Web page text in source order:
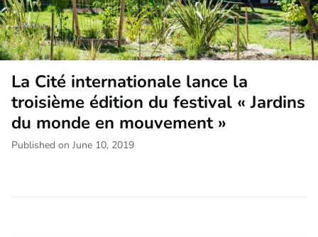
La Cité internationale lance la
troisième édition du festival « Jardins
du monde en mouvement »
Published on June 10, 2019